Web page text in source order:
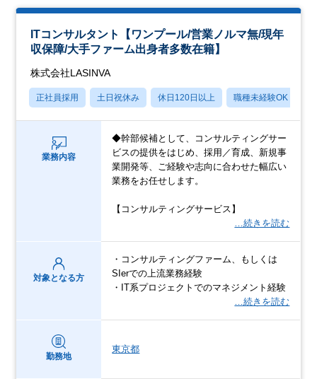
ITコンサルタント【ワンプール/営業ノルマ無/現年
収保障/大手ファーム出身者多数在籍】
株式会社LASINVA
正社員採用 土日祝休み 休日120日以上 職種未経験OK
業務内容
◆幹部候補として、コンサルティングサー
ビスの提供をはじめ、採用／育成、新規事
業開発等、ご経験や志向に合わせた幅広い
業務をお任せします。
【コンサルティングサービス】
…続きを読む
対象となる方
・コンサルティングファーム、もしくは
SIerでの上流業務経験
・IT系プロジェクトでのマネジメント経験
…続きを読む
勤務地
東京都